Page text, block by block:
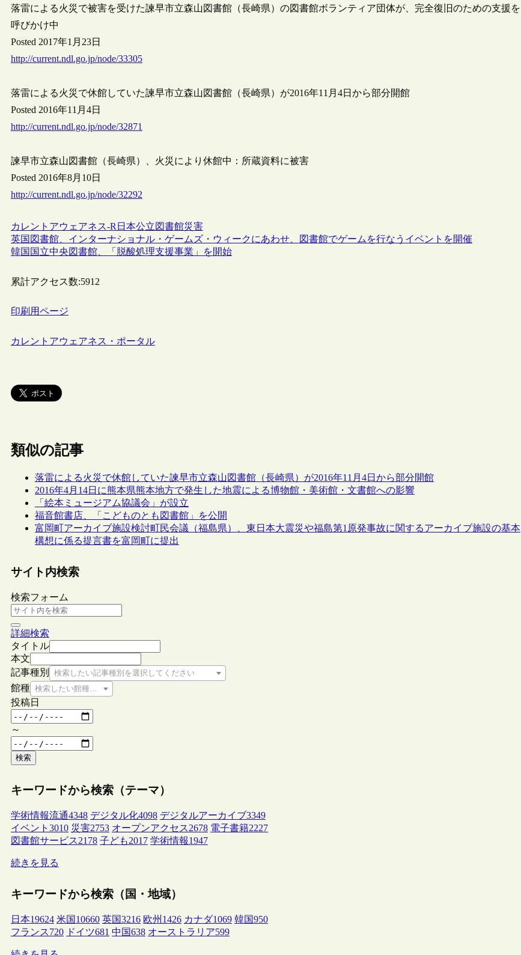
落雷による火災で被害を受けた諫早市立森山図書館（長崎県）の図書館ボランティア団体が、完全復旧のための支援を
呼びかけ中
Posted 2017年1月23日
http://current.ndl.go.jp/node/33305
落雷による火災で休館していた諫早市立森山図書館（長崎県）が2016年11月4日から部分開館
Posted 2016年11月4日
http://current.ndl.go.jp/node/32871
諫早市立森山図書館（長崎県）、火災により休館中：所蔵資料に被害
Posted 2016年8月10日
http://current.ndl.go.jp/node/32292
カレントアウェアネス-R 日本公立図書館災害
英国図書館、インターナショナル・ゲームズ・ウィークにあわせ、図書館でゲームを行なうイベントを開催
韓国国立中央図書館、「脱酸処理支援事業」を開始
累計アクセス数:5912
印刷用ページ
カレントアウェアネス・ポータル
類似の記事
落雷による火災で休館していた諫早市立森山図書館（長崎県）が2016年11月4日から部分開館
2016年4月14日に熊本県熊本地方で発生した地震による博物館・美術館・文書館への影響
「絵本ミュージアム協議会」が設立
福音館書店、「こどものとも図書館」を公開
富岡町アーカイブ施設検討町民会議（福島県）、東日本大震災や福島第1原発事故に関するアーカイブ施設の基本
構想に係る提言書を富岡町に提出
サイト内検索
検索フォーム
詳細検索
タイトル
本文
記事種別
検索したい記事種別を選択してください
館種 検索したい館種を選択してください
投稿日
～
検索
キーワードから検索（テーマ）
学術情報流通4348 デジタル化4098 デジタルアーカイブ3349
イベント 3010 災害2753 オープンアクセス2678 電子書籍2227
図書館サービス2178 子ども2017 学術情報1947
続きを見る
キーワードから検索（国・地域）
日本19624 米国 10660 英国3216 欧州 1426 カナダ1069 韓国950
フランス720 ドイツ681 中国638 オーストラリア599